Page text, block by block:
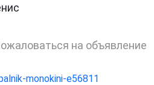
на объявление
monokini-e56811